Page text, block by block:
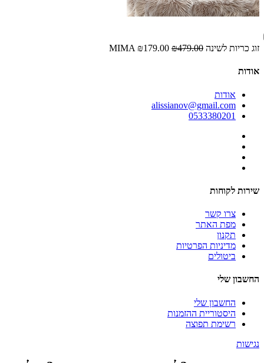
זוג כריות לשינה MIMA ₪179.00 ₪479.00
אודות
אודות
alissianov@gmail.com
0533380201
שירות לקוחות
צרו קשר
מפת האתר
תקנון
מדיניות הפרטיות
ביטולים
החשבון שלי
החשבון שלי
היסטוריית ההזמנות
רשימת תפוצה
נגישות